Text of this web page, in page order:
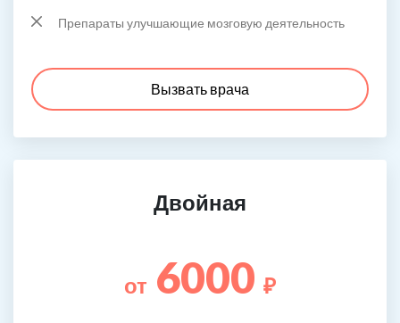
Препараты улучшающие мозговую деятельность
Вызвать врача
Двойная
от 6000 ₽